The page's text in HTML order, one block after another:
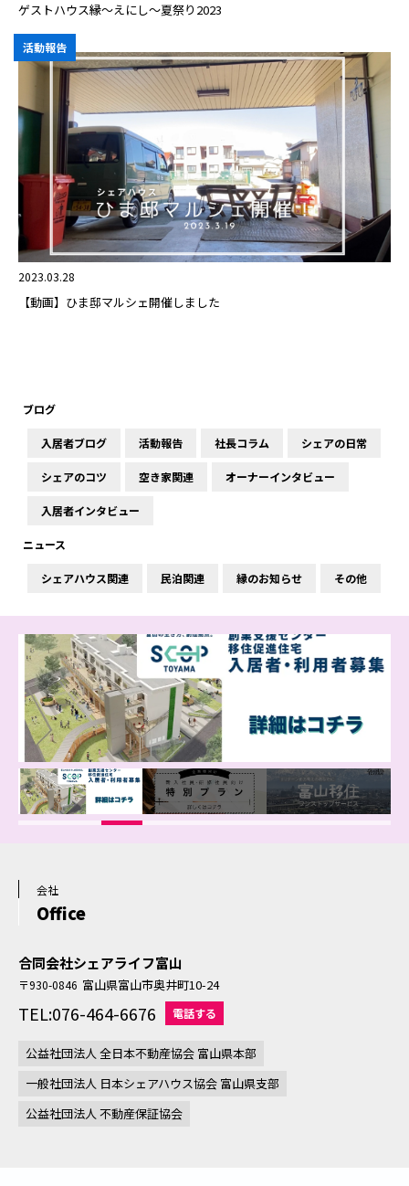
ゲストハウス縁〜えにし〜夏祭り2023
活動報告
2023.03.28
【動画】ひま邸マルシェ開催しました
ブログ
入居者ブログ 活動報告 社長コラム シェアの日常
シェアのコツ 空き家関連 オーナーインタビュー
入居者インタビュー
ニュース
シェアハウス関連 民泊関連 縁のお知らせ その他
会社
Office
合同会社シェアライフ富山
〒930-0846 富山県富山市奥井町10-24
TEL:076-464-6676 電話する
公益社団法人 全日本不動産協会 富山県本部
一般社団法人 日本シェアハウス協会 富山県支部
公益社団法人 不動産保証協会